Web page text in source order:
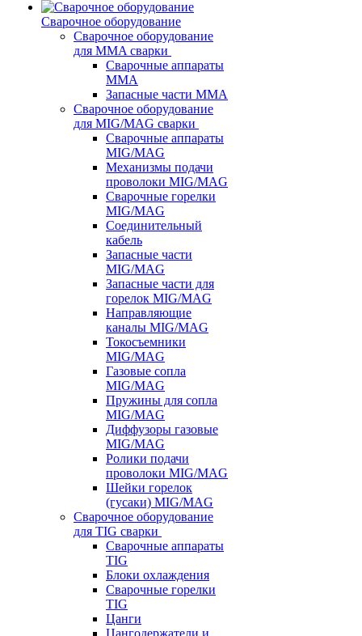
Сварочное оборудование
Сварочное оборудование
для MMA сварки
Сварочные аппараты
MMA
Запасные части MMA
Сварочное оборудование
для MIG/MAG сварки
Сварочные аппараты
MIG/MAG
Механизмы подачи
проволоки MIG/MAG
Сварочные горелки
MIG/MAG
Соединительный
кабель
Запасные части
MIG/MAG
Запасные части для
горелок MIG/MAG
Направляющие
каналы MIG/MAG
Токосъемники
MIG/MAG
Газовые сопла
MIG/MAG
Пружины для сопла
MIG/MAG
Диффузоры газовые
MIG/MAG
Ролики подачи
проволоки MIG/MAG
Шейки горелок
(гусаки) MIG/MAG
Сварочное оборудование
для TIG сварки
Сварочные аппараты
TIG
Блоки охлаждения
Сварочные горелки
TIG
Цанги
Цангодержатели и